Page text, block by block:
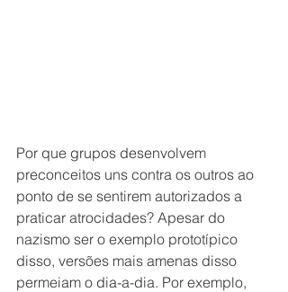
Por que grupos desenvolvem
preconceitos uns contra os outros ao
ponto de se sentirem autorizados a
praticar atrocidades? Apesar do
nazismo ser o exemplo prototípico
disso, versões mais amenas disso
permeiam o dia-a-dia. Por exemplo,